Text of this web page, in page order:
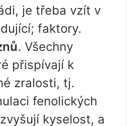
je třeba vzít v
faktory.
. Všechny
přispívají k
zralosti, tj.
fenolických
kyselost, a